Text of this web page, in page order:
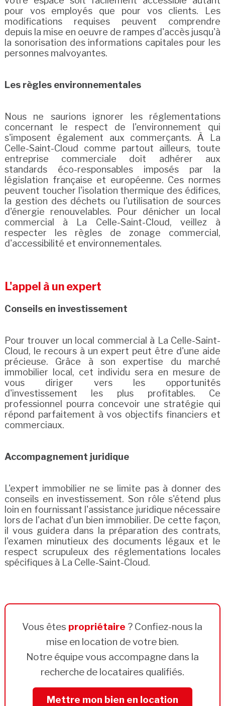
pour vos employés que pour vos clients. Les
modifications requises peuvent comprendre
depuis la mise en oeuvre de rampes d'accès jusqu'à
la sonorisation des informations capitales pour les
personnes malvoyantes.
Les règles environnementales
Nous ne saurions ignorer les réglementations
concernant le respect de l'environnement qui
s'imposent également aux commerçants. À La
Celle-Saint-Cloud comme partout ailleurs, toute
entreprise commerciale doit adhérer aux
standards éco-responsables imposés par la
législation française et européenne. Ces normes
peuvent toucher l'isolation thermique des édifices,
la gestion des déchets ou l'utilisation de sources
d'énergie renouvelables. Pour dénicher un local
commercial à La Celle-Saint-Cloud, veillez à
respecter les règles de zonage commercial,
d'accessibilité et environnementales.
L'appel à un expert
Conseils en investissement
Pour trouver un local commercial à La Celle-Saint-
Cloud, le recours à un expert peut être d'une aide
précieuse. Grâce à son expertise du marché
immobilier local, cet individu sera en mesure de
vous diriger vers les opportunités
d'investissement les plus profitables. Ce
professionnel pourra concevoir une stratégie qui
répond parfaitement à vos objectifs financiers et
commerciaux.
Accompagnement juridique
L'expert immobilier ne se limite pas à donner des
conseils en investissement. Son rôle s'étend plus
loin en fournissant l'assistance juridique nécessaire
lors de l'achat d'un bien immobilier. De cette façon,
il vous guidera dans la préparation des contrats,
l'examen minutieux des documents légaux et le
respect scrupuleux des réglementations locales
spécifiques à La Celle-Saint-Cloud.
Vous êtes propriétaire ? Confiez-nous la
mise en location de votre bien.
Notre équipe vous accompagne dans la
recherche de locataires qualifiés.
Mettre mon bien en location